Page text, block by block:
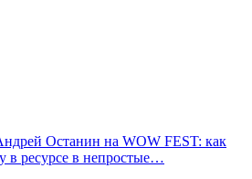
Останин на WOW FEST: как
в ресурсе в непростые…